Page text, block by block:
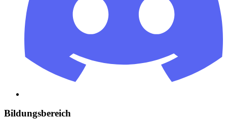
Bildungsbereich